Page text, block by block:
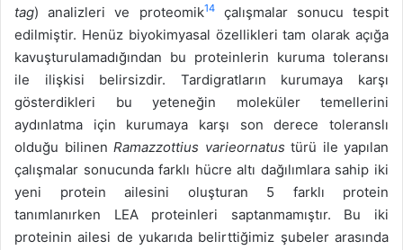
tag) analizleri ve proteomik14çalışmalar sonucu tespit
edilmiştir. Henüz biyokimyasal özellikleri tam olarak açığa
kavuşturulamadığından bu proteinlerin kuruma toleransı
ile ilişkisi belirsizdir. Tardigratların kurumaya karşı
gösterdikleri bu yeteneğin moleküler temellerini
aydınlatma için kurumaya karşı son derece toleranslı
olduğu bilinen Ramazzottius varieornatus türü ile yapılan
çalışmalar sonucunda farklı hücre altı dağılımlara sahip iki
yeni protein ailesini oluşturan 5 farklı protein
tanımlanırken LEA proteinleri saptanmamıştır. Bu iki
proteinin ailesi de yukarıda belirttiğimiz şubeler arasında